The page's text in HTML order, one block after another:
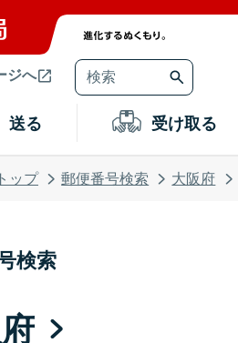
ジへ
送る 受け取る
ップ 郵便番号検索 大阪府
検索